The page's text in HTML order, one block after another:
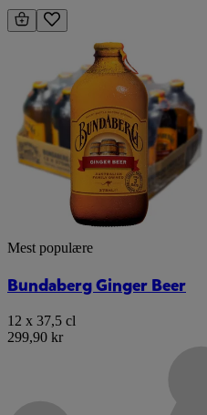
Mest populære
Bundaberg Ginger Beer
12 x 37,5 cl
299,90 kr